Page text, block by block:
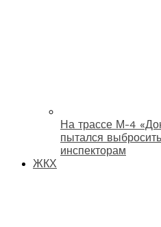
На трассе М-4
пытался
инспекторам
ЖКХ